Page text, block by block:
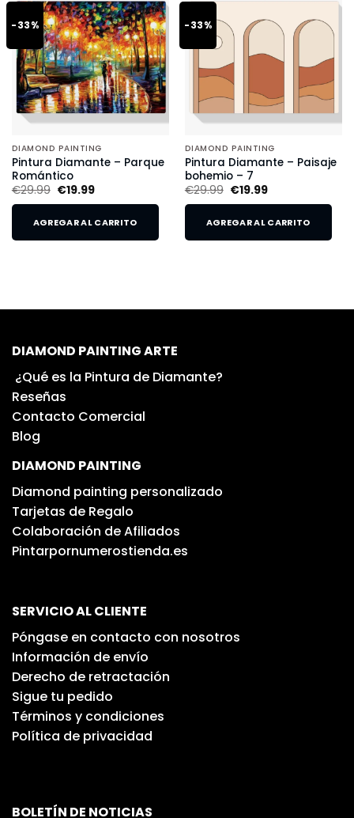
-33%
DIAMOND PAINTING
Pintura Diamante – Parque
Romántico
€29.99 €19.99
AGREGAR AL CARRITO
-33%
DIAMOND PAINTING
Pintura Diamante – Paisaje
bohemio – 7
€29.99 €19.99
AGREGAR AL CARRITO
DIAMOND PAINTING ARTE
¿Qué es la Pintura de Diamante?
Reseñas
Contacto Comercial
Blog
DIAMOND PAINTING
Diamond painting personalizado
Tarjetas de Regalo
Colaboración de Afiliados
Pintarpornumerostienda.es
SERVICIO AL CLIENTE
Póngase en contacto con nosotros
Información de envío
Derecho de retractación
Sigue tu pedido
Términos y condiciones
Política de privacidad
BOLETÍN DE NOTICIAS